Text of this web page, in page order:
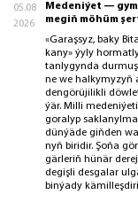
05.08
2026
Me­de­ni­ýet —
me­giň mö­hüm
«Ga­raş­syz, ba­ky
ka­ny» ýy­ly
tan­ly­gyn­da
ne we hal­ky­my­zyň
den­gö­rü­ji­lik­li
ýär. Milli
go­ra­lyp
dün­ýä­de giň­den
nyň bi­ri­dir. Şo­ňa
gär­le­riň hü­när
de­giş­li des­ga­lar
bin­ýa­dy